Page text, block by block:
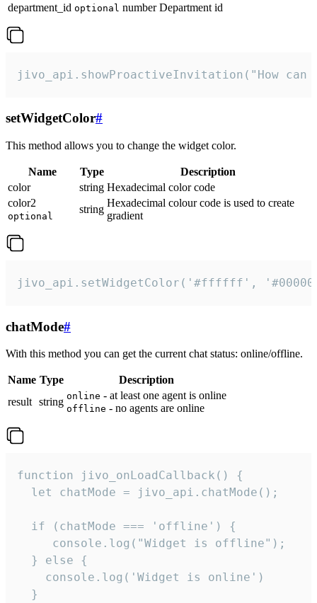
department_id optional number Department id
jivo_api.showProactiveInvitation("How
setWidgetColor#
This method allows you to change the widget color.
Name Type
Description
color
string Hexadecimal color code
color2
optional
string
Hexadecimal colour code is used to create
gradient
jivo_api.setWidgetColor('#ffffff',
chatMode#
With this method you can get the current chat status: online/offline.
Name Type
Description
result string online - at least one agent is online
offline - no agents are online
function jivo_onLoadCallback() {
  let chatMode = jivo_api.chatMode();
  if (chatMode === 'offline') {
     console.log("Widget is offline");
  } else {
    console.log('Widget is online')
  }